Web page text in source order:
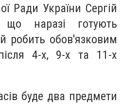
Ради України Сергій
що наразі готують
робить обов'язковим
4-х, 9-х та 11-х
буде два предмети